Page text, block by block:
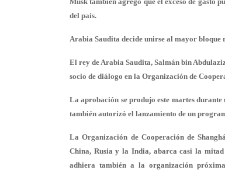
del país.
Arabia Saudita decide unirse al mayor
El rey de Arabia Saudita, Salmán bin
socio de diálogo en la Organización de
La aprobación se produjo este martes durante
también autorizó el lanzamiento de un
La Organización de Cooperación de
China, Rusia y la India, abarca casi la
adhiera también a la organización